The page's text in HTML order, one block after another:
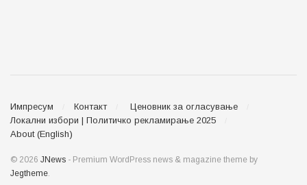
Импресум Контакт
Ценовник за огласување
Локални избори | Политичко рекламирање 2025
About (English)
© 2026 JNews - Premium WordPress news & magazine theme by
Jegtheme